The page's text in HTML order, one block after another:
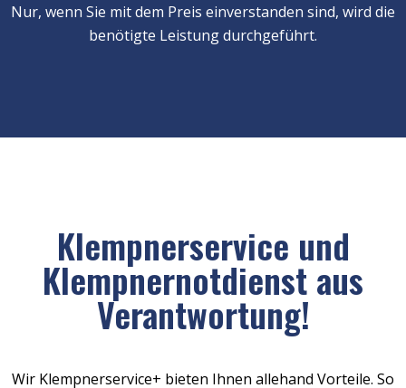
Nur, wenn Sie mit dem Preis einverstanden sind, wird die
benötigte Leistung durchgeführt.
Klempnerservice und
Klempnernotdienst aus
Verantwortung!
Wir Klempnerservice+ bieten Ihnen allehand Vorteile. So